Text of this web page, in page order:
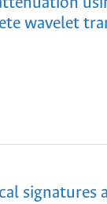
wavelet
signatures